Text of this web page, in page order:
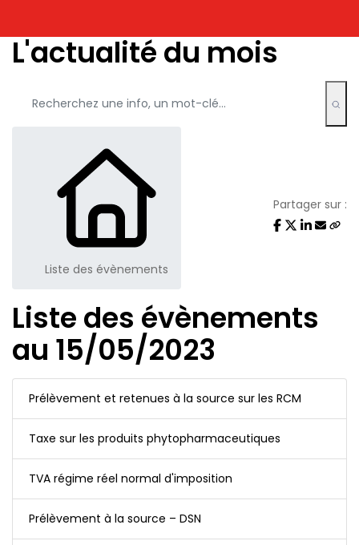
L'actualité du mois
Liste des évènements
Partager sur :
Liste des évènements
au 15/05/2023
Prélèvement et retenues à la source sur les RCM
Taxe sur les produits phytopharmaceutiques
TVA régime réel normal d'imposition
Prélèvement à la source – DSN